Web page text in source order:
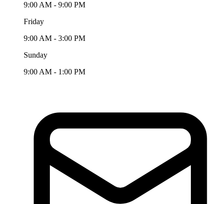
9:00 AM - 9:00 PM
Friday
9:00 AM - 3:00 PM
Sunday
9:00 AM - 1:00 PM